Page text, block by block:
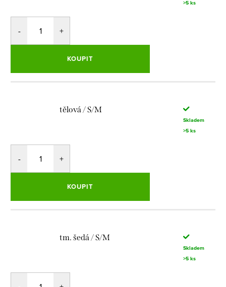
>5 ks
KOUPIT
tělová / S/M
Skladem
>5 ks
KOUPIT
tm. šedá / S/M
Skladem
>5 ks